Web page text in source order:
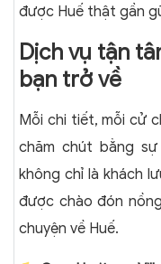
được Huế thật gần
Dịch vụ tận
bạn trở về
Mỗi chi tiết, mỗi cử
chăm chút bằng
không chỉ là khách
được chào đón
chuyện về Huế.